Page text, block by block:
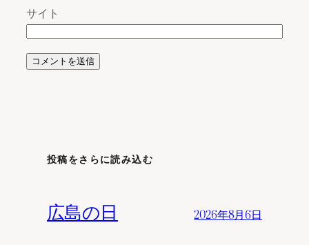
サイト
投稿をさらに読み込む
広島の日 2026年8月6日